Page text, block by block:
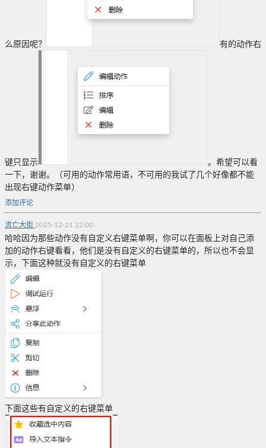
么原因呢？ 有的动作右
键只显示
。希望可以看
一下，谢谢。（可用的动作常用语，不可用的我试了几个好像都不能
出现右键动作菜单）
添加评论
流亡大街 2025-12-21 22:00 :
哈哈因为那些动作没有自定义右键菜单啊，你可以在面板上对自己添
加的动作右键看看，他们是没有自定义的右键菜单的，所以也不会显
示，下面这种就没有自定义的右键菜单
下面这些有自定义的右键菜单